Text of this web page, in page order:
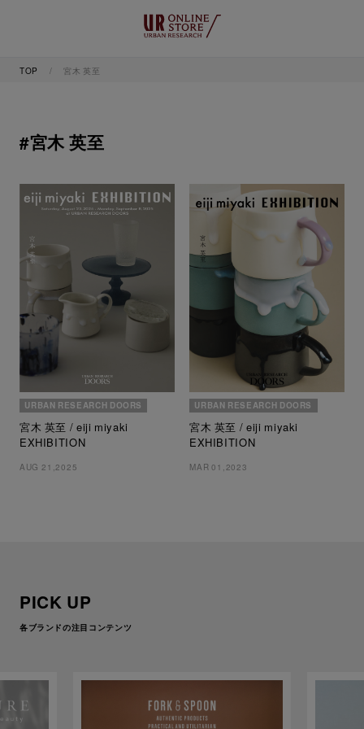
TOP 宮木 英至
#宮木 英至
URBAN RESEARCH DOORS
宮木 英至 / eiji miyaki
EXHIBITION
AUG 21,2025
URBAN RESEARCH DOORS
宮木 英至 / eiji miyaki
EXHIBITION
MAR 01,2023
PICK UP
各ブランドの注目コンテンツ